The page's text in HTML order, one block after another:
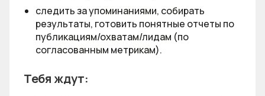
следить за упоминаниями, собирать
результаты, готовить понятные отчеты по
публикациям/охватам/лидам (по
согласованным метрикам).
Тебя ждут: